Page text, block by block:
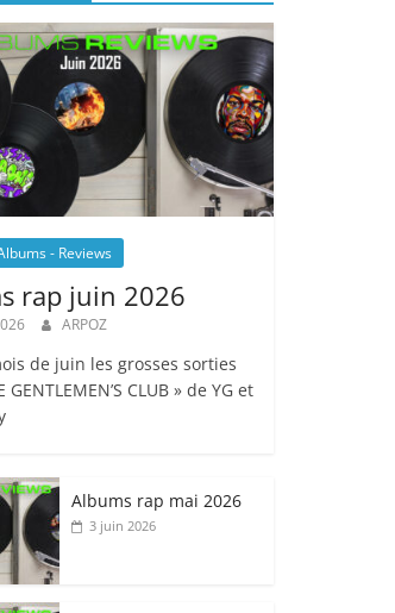
- Reviews
rap juin 2026
ARPOZ
de juin les grosses sorties
GENTLEMEN’S CLUB » de YG et
Albums rap mai 2026
3 juin 2026